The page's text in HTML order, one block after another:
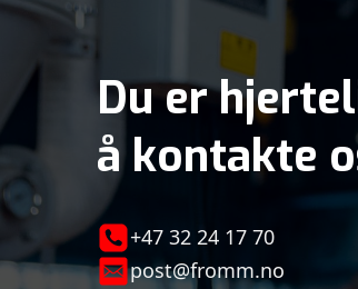
Du er
å kontakte
+47 32 24 17 70
post@fromm.no